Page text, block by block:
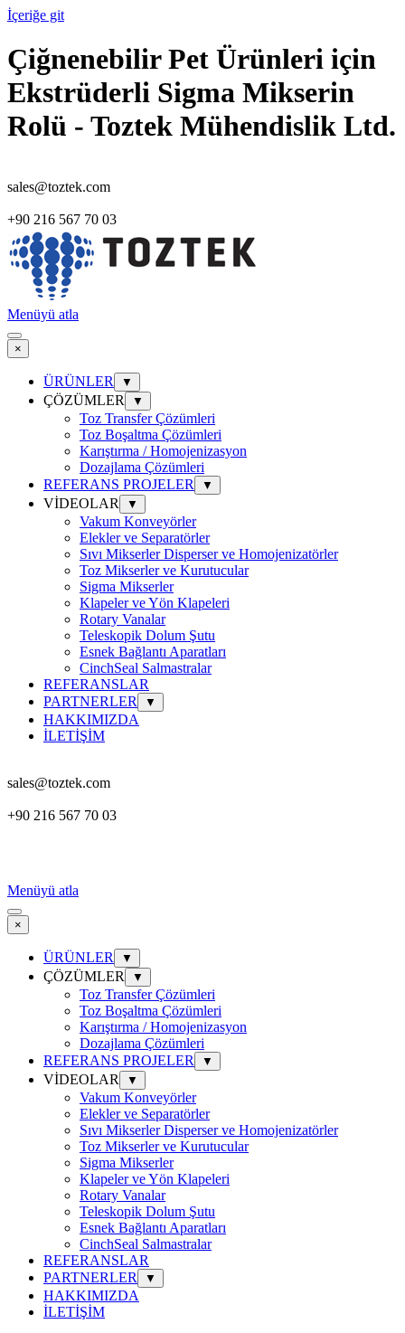
İçeriğe git
Çiğnenebilir Pet Ürünleri için
Ekstrüderli Sigma Mikserin
Rolü - Toztek Mühendislik Ltd.
sales@toztek.com
+90 216 567 70 03
Menüyü atla
×
ÜRÜNLER ▼
ÇÖZÜMLER ▼
Toz Transfer Çözümleri
Toz Boşaltma Çözümleri
Karıştırma / Homojenizasyon
Dozajlama Çözümleri
REFERANS PROJELER
▼
VİDEOLAR ▼
Vakum Konveyörler
Elekler ve Separatörler
Sıvı Mikserler Disperser ve Homojenizatörler
Toz Mikserler ve Kurutucular
Sigma Mikserler
Klapeler ve Yön Klapeleri
Rotary Vanalar
Teleskopik Dolum Şutu
Esnek Bağlantı Aparatları
CinchSeal Salmastralar
REFERANSLAR
PARTNERLER
▼
HAKKIMIZDA
İLETİŞİM
sales@toztek.com
+90 216 567 70 03
Menüyü atla
×
ÜRÜNLER ▼
ÇÖZÜMLER ▼
Toz Transfer Çözümleri
Toz Boşaltma Çözümleri
Karıştırma / Homojenizasyon
Dozajlama Çözümleri
REFERANS PROJELER
▼
VİDEOLAR ▼
Vakum Konveyörler
Elekler ve Separatörler
Sıvı Mikserler Disperser ve Homojenizatörler
Toz Mikserler ve Kurutucular
Sigma Mikserler
Klapeler ve Yön Klapeleri
Rotary Vanalar
Teleskopik Dolum Şutu
Esnek Bağlantı Aparatları
CinchSeal Salmastralar
REFERANSLAR
PARTNERLER
▼
HAKKIMIZDA
İLETİŞİM